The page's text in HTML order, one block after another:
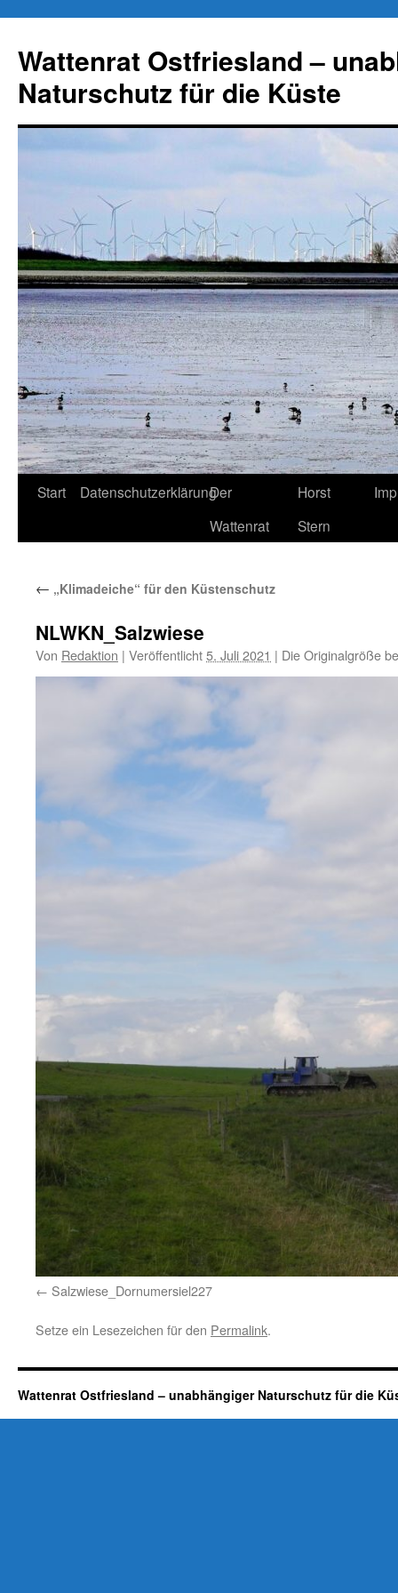
springen
Wattenrat Ostfriesland –
Naturschutz für die Küste
Start DatenschutzerklärungDer
Wattenrat
Horst
Stern
← „Klimadeiche“ für den Küstenschutz
NLWKN_Salzwiese
Von Redaktion | Veröffentlicht5. Juli 2021 | Die Originalgröße
Salzwiese_Dornumersiel227
Setze ein Lesezeichen für den Permalink.
Wattenrat Ostfriesland – unabhängiger Naturschutz für die